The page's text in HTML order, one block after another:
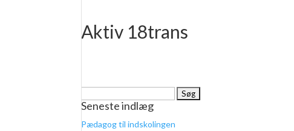
Aktiv 18trans
efter:
Seneste indlæg
Pædagog til indskolingen